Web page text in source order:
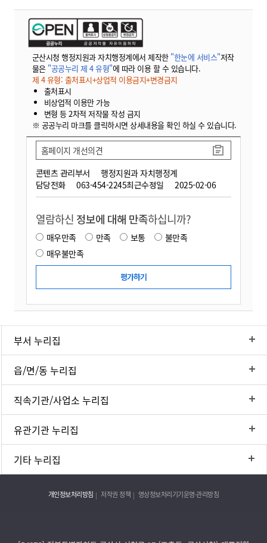
군산시청 행정지원과 자치행정계에서 제작한 "한눈에 서비스"저작
물은 "공공누리 제 4 유형"에 따라 이용 할 수 있습니다.
제 4 유형: 출처표시+상업적 이용금지+변경금지
출처표시
비상업적 이용만 가능
변형 등 2차적 저작물 작성 금지
※ 공공누리 마크를 클릭하시면 상세내용을 확인 하실 수 있습니다.
콘텐츠 관리부서
행정지원과 자치행정계
담당전화
063-454-2245최근수정일 2025-02-06
홈페이지 개선의견
열람하신 정보에 대해 만족하십니까?
매우만족 만족 보통
불만족
매우불만족
부서 누리집
읍/면/동 누리집
직속기관/사업소 누리집
유관기관 누리집
기타 누리집
개인정보처리방침 저작권 정책 영상정보처리기기운영·관리방침